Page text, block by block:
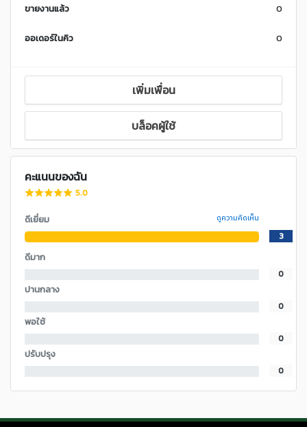
ขายงานแล้ว 0
ออเดอร์ในคิว 0
เพิ่มเพื่อน
บล็อคผู้ใช้
คะแนนของฉัน
5.0
ดีเยี่ยม ดูความคิดเห็น
3
ดีมาก
0
ปานกลาง
0
พอใช้
0
ปรับปรุง
0